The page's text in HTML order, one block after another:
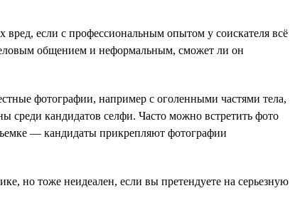
если с профессиональным опытом у соискателя всё
общением и неформальным, сможет ли он
фотографии, например с оголенными частями тела,
кандидатов селфи. Часто можно встретить фото
— кандидаты прикрепляют фотографии
но тоже неидеален, если вы претендуете на серьезную